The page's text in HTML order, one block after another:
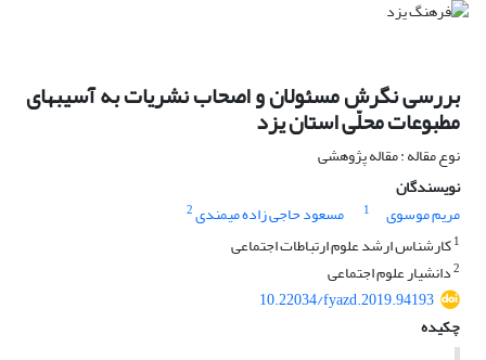
بررسی نگرش مسئولان و اصحاب نشریات به آسیبهای
مطبوعات محلّی استان یزد
نوع مقاله : مقاله پژوهشی
نویسندگان
مریم موسوی
1 مسعود حاجی زاده میمندی2
1کارشناس ارشد علوم ارتباطات اجتماعی
2دانشیار علوم اجتماعی
10.22034/fyazd.2019.94193
چکیده